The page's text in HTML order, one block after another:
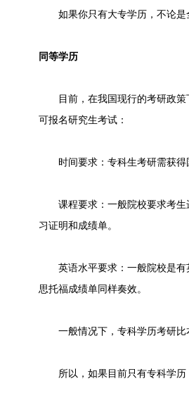
如果你只有大专学历，不论是
同等学历
目前，在我国现行的考研政策
可报名研究生考试：
时间要求：专科生考研需获得
课程要求：一般院校要求考生
习证明和成绩单。
英语水平要求：一般院校是有
思托福成绩单同样奏效。
一般情况下，专科学历考研比
所以，如果目前只有专科学历